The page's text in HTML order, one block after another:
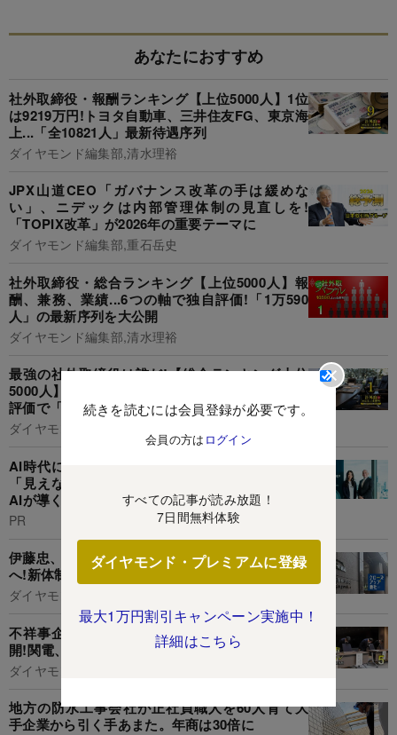
続きを読むには会員登録が必要です。
会員の方は ログイン
すべての記事が読み放題！
7日間無料体験
ダイヤモンド・プレミアムに登録
最大1万円割引キャンペーン実施中！
詳細はこちら
あなたにおすすめ
社外取締役・報酬ランキング【上位5000人】1位
は9219万円!トヨタ自動車、三井住友FG、東京海
上...「全10821人」最新待遇序列
ダイヤモンド編集部,清水理裕
JPX山道CEO「ガバナンス改革の手は緩めな
い」、ニデックは内部管理体制の見直しを!
「TOPIX改革」が2026年の重要テーマに
ダイヤモンド編集部,重石岳史
社外取締役・総合ランキング【上位5000人】報
酬、兼務、業績...6つの軸で独自評価!「1万590
人」の最新序列を大公開
ダイヤモンド編集部,清水理裕
最強の社外取締役は誰だ!【総合ランキング上位
5000人】ソフトバンクG、日立、三菱UFJ...独自
評価で「10821人」の最新序列を大公開
ダイヤモンド編集部,清水理裕
AI時代に勝つグローバル経営の条件:海外拠点の
「見えない経営」からの脱却。「二層ERP」と
AIが導く、リアルタイム·データ統合戦略とは
PR
伊藤忠、三頭政治終焉で「岡藤一強体制」が加速
へ!新体制で次期社長レースの「本命」登場
ダイヤモンド編集部,大川哲拓
不祥事企業の社外取締役の「報酬額」を完全公
開!関電、電通、富士通...【全18社82人】
ダイヤモンド編集部,清水理裕
地方の防水工事会社が正社員職人を60人育て大
手企業から引く手あまた。年商は30倍に